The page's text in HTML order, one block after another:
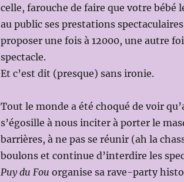
celle, farouche de faire que votre bébé
au public ses prestations
proposer une fois à 12000, une autre
spectacle.
Et c’est dit (presque) sans ironie.
Tout le monde a été choqué de voir
s’égosille à nous inciter à porter le
barrières, à ne pas se réunir (ah la
boulons et continue d’interdire les
Puy du Fou organise sa rave-party